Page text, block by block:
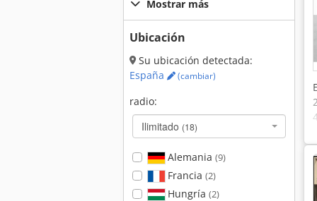
Mostrar más
Ubicación
Su ubicación detectada:
España
(cambiar)
radio:
Ilimitado (18)
Alemania (9)
Francia (2)
Hungría (2)